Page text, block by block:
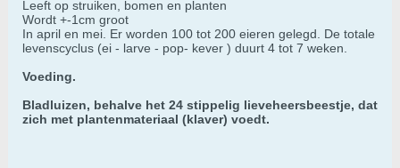
Leeft op struiken, bomen en planten
Wordt +-1cm groot
In april en mei. Er worden 100 tot 200 eieren gelegd. De totale
levenscyclus (ei - larve - pop- kever ) duurt 4 tot 7 weken.
Voeding.
Bladluizen, behalve het 24 stippelig lieveheersbeestje, dat
zich met plantenmateriaal (klaver) voedt.